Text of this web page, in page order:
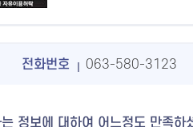
전화번호 063-580-3123
정보에 대하여 어느정도 만족하